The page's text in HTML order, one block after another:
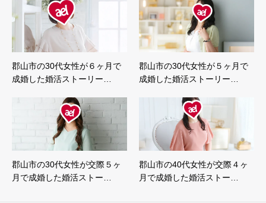
郡山市の30代女性が６ヶ月で
成婚した婚活ストーリー…
郡山市の30代女性が５ヶ月で
成婚した婚活ストーリー…
郡山市の30代女性が交際５ヶ
月で成婚した婚活ストー…
郡山市の40代女性が交際４ヶ
月で成婚した婚活ストー…